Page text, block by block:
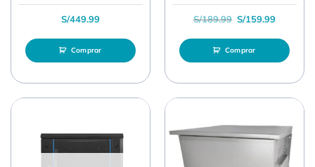
S/449.99
Comprar
S/189.99 El precio original
S/159.99El
Comprar